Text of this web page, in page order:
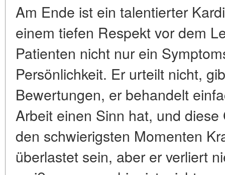
Am Ende ist ein talentierter
einem tiefen Respekt vor dem
Patienten nicht nur ein
Persönlichkeit. Er urteilt nicht,
Bewertungen, er behandelt
Arbeit einen Sinn hat, und
den schwierigsten Momenten
überlastet sein, aber er verliert